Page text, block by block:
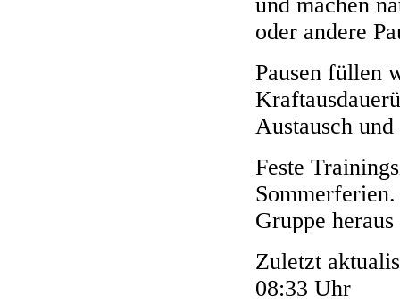
oder andere
Pausen füllen
Austausch
Feste
Gruppe
Zuletzt
08:33 Uhr